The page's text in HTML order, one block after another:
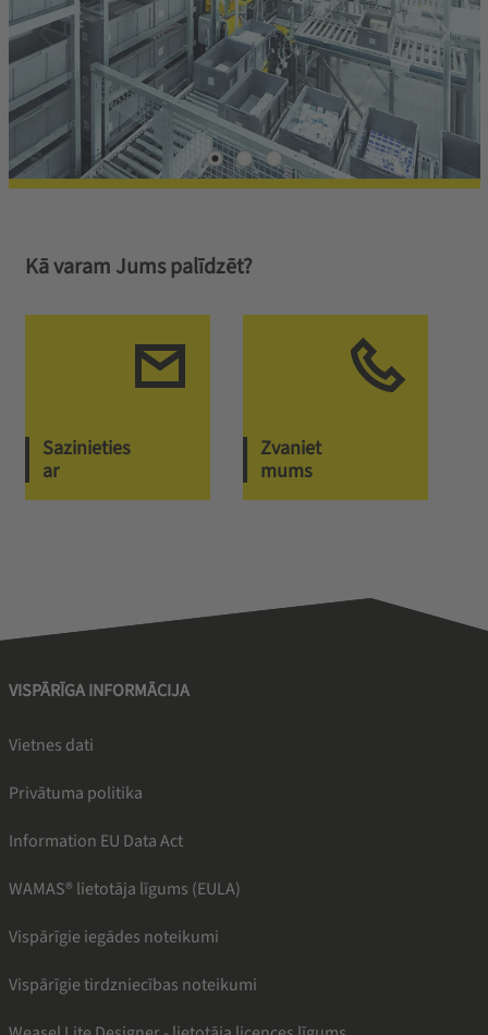
Kā varam Jums palīdzēt?
Sazinieties
ar
Zvaniet
mums
VISPĀRĪGA INFORMĀCIJA
Vietnes dati
Privātuma politika
Information EU Data Act
WAMAS® lietotāja līgums (EULA)
Vispārīgie iegādes noteikumi
Vispārīgie tirdzniecības noteikumi